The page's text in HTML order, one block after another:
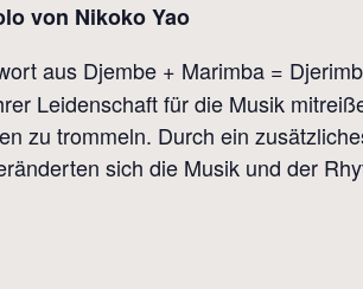
von Nikoko Yao
aus Djembe + Marimba =
Leidenschaft für die Musik
zu trommeln. Durch ein
sich die Musik und der